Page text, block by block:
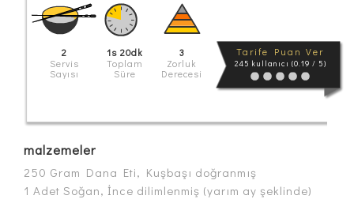
2
Servis
Sayısı
1s 20dk
Toplam
Süre
3
Zorluk
Derecesi
Tarife Puan Ver
245 kullanıcı (0.19 / 5)
malzemeler
250 Gram Dana Eti, Kuşbaşı doğranmış
1 Adet Soğan, İnce dilimlenmiş (yarım ay şeklinde)